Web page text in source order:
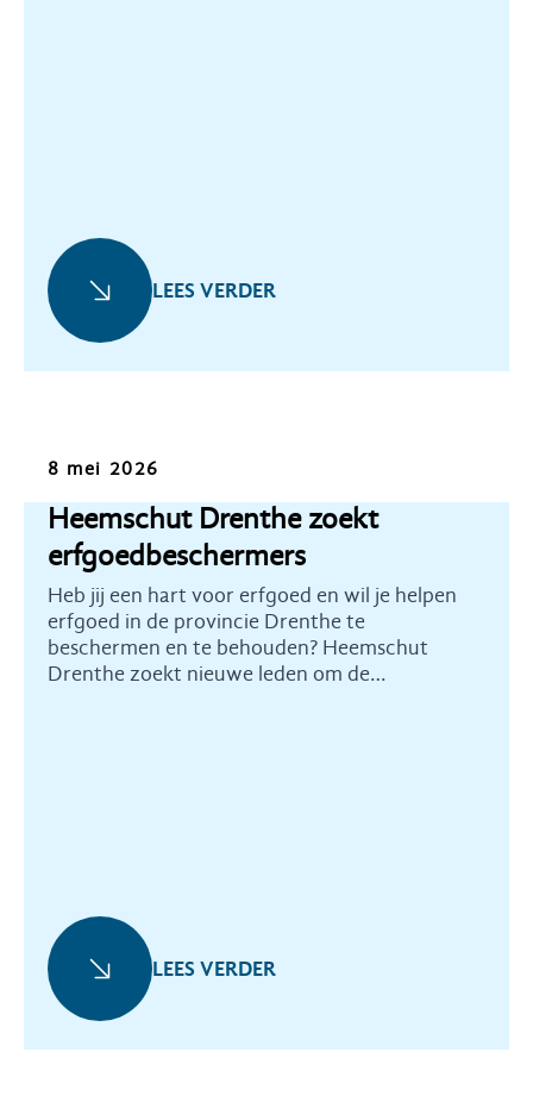
LEES VERDER
Oproep
8 mei 2026
Heemschut Drenthe zoekt
erfgoedbeschermers
Heb jij een hart voor erfgoed en wil je helpen
erfgoed in de provincie Drenthe te
beschermen en te behouden? Heemschut
Drenthe zoekt nieuwe leden om de
LEES VERDER